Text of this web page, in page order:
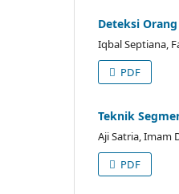
Deteksi
Iqbal Septiana,
PDF
Teknik
Aji Satria, Imam
PDF